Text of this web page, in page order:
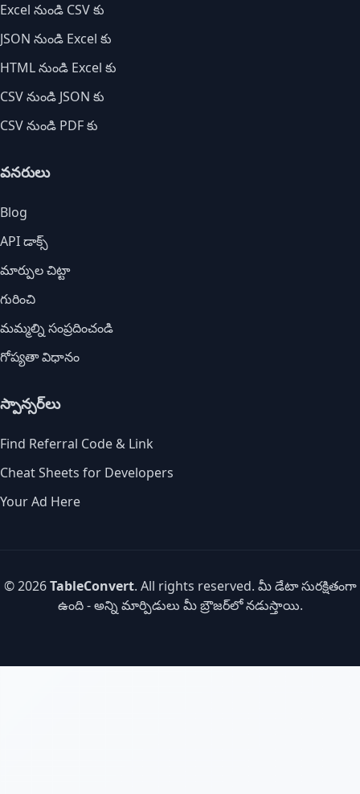
Excel నుండి CSV కు
JSON నుండి Excel కు
HTML నుండి Excel కు
CSV నుండి JSON కు
CSV నుండి PDF కు
వనరులు
Blog
API డాక్స్
మార్పుల చిట్టా
గురించి
మమ్మల్ని సంప్రదించండి
గోప్యతా విధానం
స్పాన్సర్‌లు
Find Referral Code & Link
Cheat Sheets for Developers
Your Ad Here
© 2026TableConvert. All rights reserved. మీ డేటా సురక్షితంగా
ఉంది - అన్ని మార్పిడులు మీ బ్రౌజర్‌లో నడుస్తాయి.